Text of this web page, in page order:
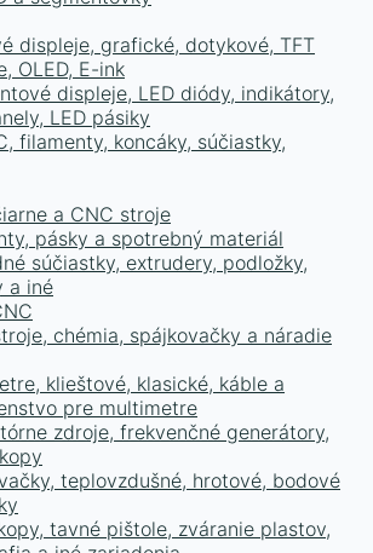
displeje, grafické, dotykové, TFT
OLED, E-ink
displeje, LED diódy, indikátory,
LED pásiky
filamenty, koncáky, súčiastky,
a CNC stroje
pásky a spotrebný materiál
súčiastky, extrudery, podložky,
a iné
chémia, spájkovačky a náradie
klieštové, klasické, káble a
pre multimetre
zdroje, frekvenčné generátory,
teplovzdušné, hrotové, bodové
tavné pištole, zváranie plastov,